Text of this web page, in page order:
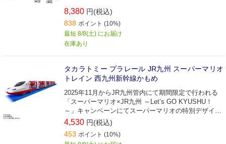
8,380 円(税込)
838 ポイント (10%)
最短 8/8(土) にお届け
在庫あり
タカラトミー プラレール JR九州 スーパーマリオ
トレイン 西九州新幹線かもめ
2025年11月からJR九州管内にて期間限定で行われる
「スーパーマリオ×JR九州 ～Let’s GО KYUSHU！
～」キャンペーンにてスーパーマリオの特別デザイン
が施された西九州新幹線かもめが、実車と同じ6両編
成にプラキッズが1体付属してプラレールに登場で
す。
4,530 円(税込)
453 ポイント (10%)